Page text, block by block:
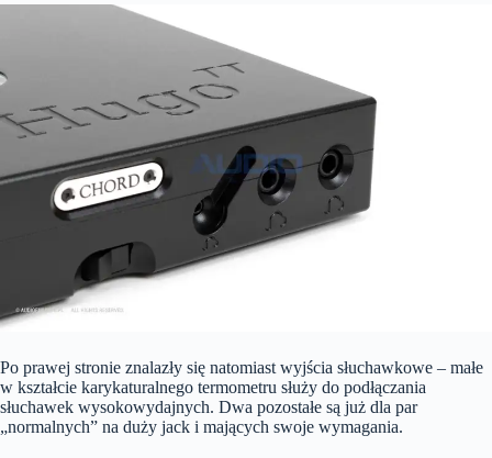
Po prawej stronie znalazły się natomiast wyjścia słuchawkowe – małe
w kształcie karykaturalnego termometru służy do podłączania
słuchawek wysokowydajnych. Dwa pozostałe są już dla par
„normalnych” na duży jack i mających swoje wymagania.